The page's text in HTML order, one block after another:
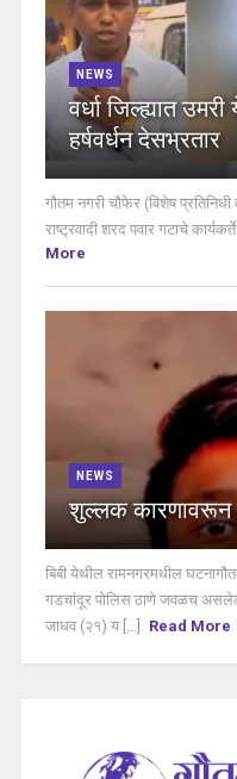
NEWS
वर्धा जिल्ह्यात
हर्षवर्धन देसभ्रतार
गौतम नगरी चौफेर (विशेष प्रतिनिधी
राष्ट्रवादी शरद पवार गटाचे
More
NEWS
शुल्लक कारणावरून
बिबी येथील रामनगरमधील
गडचांदूर पोलिस ठाणे जवळच
जाधव (२१) य [...]
Read More